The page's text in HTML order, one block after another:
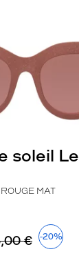
soleil Le
MAT
€ -20%